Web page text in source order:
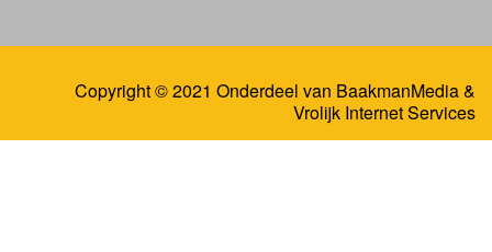
Copyright © 2021 Onderdeel van BaakmanMedia&
Vrolijk Internet Services